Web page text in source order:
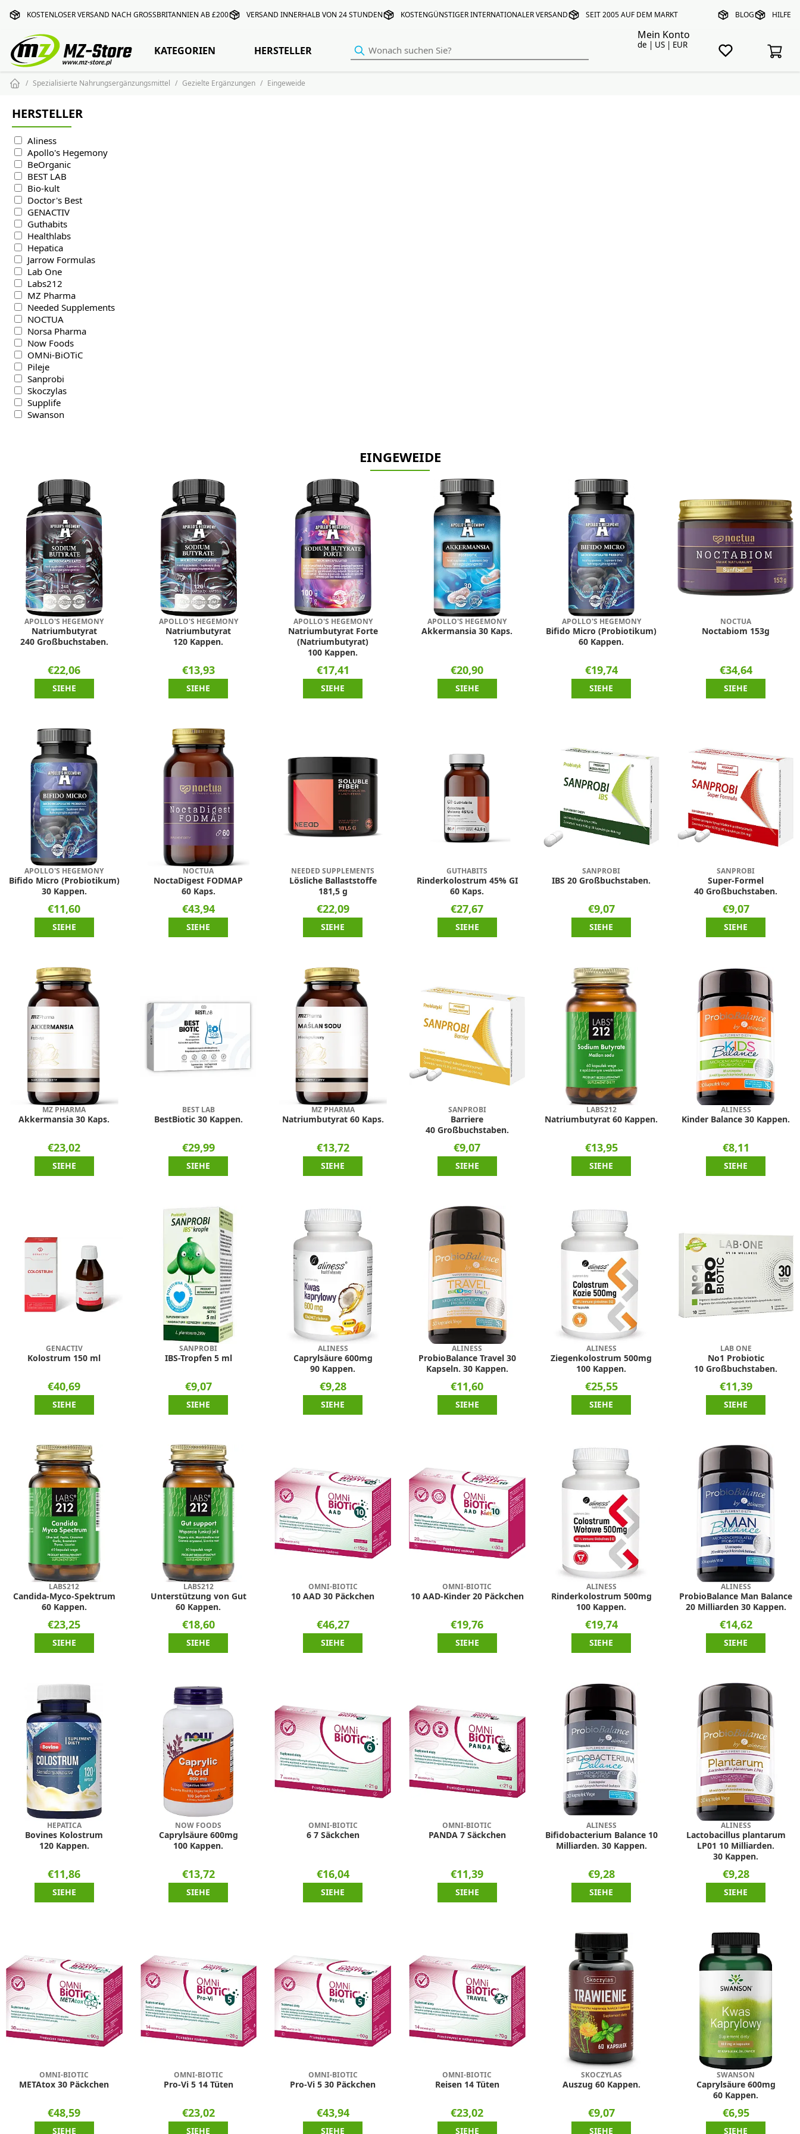
KOSTENLOSER VERSAND NACH GROSSBRITANNIEN AB £200 VERSAND INNERHALB VON 24 STUNDEN KOSTENGÜNSTIGER INTERNATIONALER VERSAND SEIT 2005 AUF DEM MARKT BLOG HILFE
Mein Konto
de | US | EUR
KATEGORIEN HERSTELLER
Spezialisierte Nahrungsergänzungsmittel Gezielte Ergänzungen Eingeweide
HERSTELLER
Aliness
Apollo's Hegemony
BeOrganic
BEST LAB
Bio-kult
Doctor's Best
GENACTIV
Guthabits
Healthlabs
Hepatica
Jarrow Formulas
Lab One
Labs212
MZ Pharma
Needed Supplements
NOCTUA
Norsa Pharma
Now Foods
OMNi-BiOTiC
Pileje
Sanprobi
Skoczylas
Supplife
Swanson
EINGEWEIDE
APOLLO'S HEGEMONY
Natriumbutyrat
240 Großbuchstaben.
€22,06
SIEHE
APOLLO'S HEGEMONY
Natriumbutyrat
120 Kappen.
€13,93
SIEHE
APOLLO'S HEGEMONY
Natriumbutyrat Forte
(Natriumbutyrat)
100 Kappen.
€17,41
SIEHE
APOLLO'S HEGEMONY
Akkermansia 30 Kaps.
€20,90
SIEHE
APOLLO'S HEGEMONY
Bifido Micro (Probiotikum)
60 Kappen.
€19,74
SIEHE
NOCTUA
Noctabiom 153g
€34,64
SIEHE
APOLLO'S HEGEMONY
Bifido Micro (Probiotikum)
30 Kappen.
€11,60
SIEHE
NOCTUA
NoctaDigest FODMAP
60 Kaps.
€43,94
SIEHE
NEEDED SUPPLEMENTS
Lösliche Ballaststoffe
181,5 g
€22,09
SIEHE
GUTHABITS
Rinderkolostrum 45% GI
60 Kaps.
€27,67
SIEHE
SANPROBI
IBS 20 Großbuchstaben.
€9,07
SIEHE
SANPROBI
Super-Formel
40 Großbuchstaben.
€9,07
SIEHE
MZ PHARMA
Akkermansia 30 Kaps.
€23,02
SIEHE
BEST LAB
BestBiotic 30 Kappen.
€29,99
SIEHE
MZ PHARMA
Natriumbutyrat 60 Kaps.
€13,72
SIEHE
SANPROBI
Barriere
40 Großbuchstaben.
€9,07
SIEHE
LABS212
Natriumbutyrat 60 Kappen.
€13,95
SIEHE
ALINESS
Kinder Balance 30 Kappen.
€8,11
SIEHE
GENACTIV
Kolostrum 150 ml
€40,69
SIEHE
SANPROBI
IBS-Tropfen 5 ml
€9,07
SIEHE
ALINESS
Caprylsäure 600mg
90 Kappen.
€9,28
SIEHE
ALINESS
ProbioBalance Travel 30
Kapseln. 30 Kappen.
€11,60
SIEHE
ALINESS
Ziegenkolostrum 500mg
100 Kappen.
€25,55
SIEHE
LAB ONE
No1 Probiotic
10 Großbuchstaben.
€11,39
SIEHE
LABS212
Candida-Myco-Spektrum
60 Kappen.
€23,25
SIEHE
LABS212
Unterstützung von Gut
60 Kappen.
€18,60
SIEHE
OMNI-BIOTIC
10 AAD 30 Päckchen
€46,27
SIEHE
OMNI-BIOTIC
10 AAD-Kinder 20 Päckchen
€19,76
SIEHE
ALINESS
Rinderkolostrum 500mg
100 Kappen.
€19,74
SIEHE
ALINESS
ProbioBalance Man Balance
20 Milliarden 30 Kappen.
€14,62
SIEHE
HEPATICA
Bovines Kolostrum
120 Kappen.
€11,86
SIEHE
NOW FOODS
Caprylsäure 600mg
100 Kappen.
€13,72
SIEHE
OMNI-BIOTIC
6 7 Säckchen
€16,04
SIEHE
OMNI-BIOTIC
PANDA 7 Säckchen
€11,39
SIEHE
ALINESS
Bifidobacterium Balance 10
Milliarden. 30 Kappen.
€9,28
SIEHE
ALINESS
Lactobacillus plantarum
LP01 10 Milliarden.
30 Kappen.
€9,28
SIEHE
OMNI-BIOTIC
METAtox 30 Päckchen
€48,59
SIEHE
OMNI-BIOTIC
Pro-Vi 5 14 Tüten
€23,02
SIEHE
OMNI-BIOTIC
Pro-Vi 5 30 Päckchen
€43,94
SIEHE
OMNI-BIOTIC
Reisen 14 Tüten
€23,02
SIEHE
SKOCZYLAS
Auszug 60 Kappen.
€9,07
SIEHE
SWANSON
Caprylsäure 600mg
60 Kappen.
€6,95
SIEHE